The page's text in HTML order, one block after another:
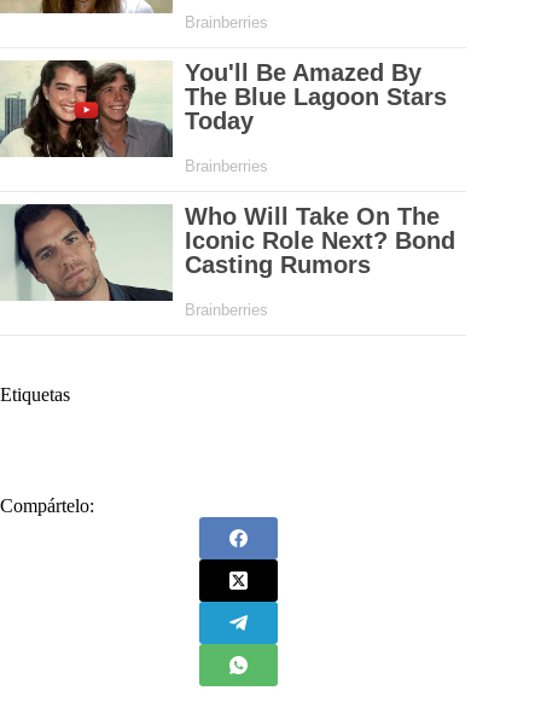
Etiquetas
Compártelo: